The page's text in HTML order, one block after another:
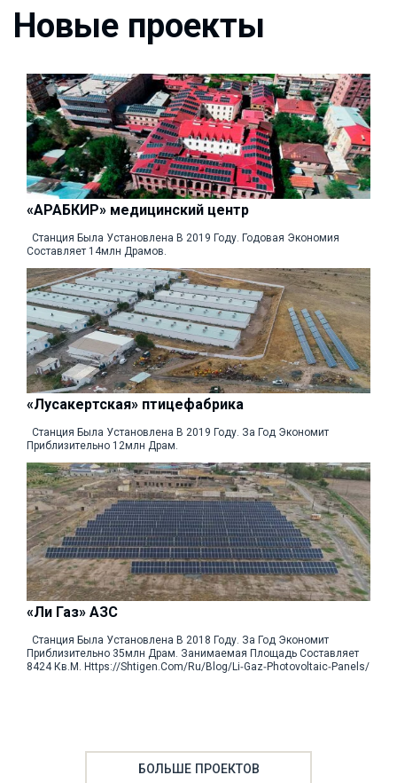
Новые проекты
«АРАБКИР» медицинский центр
Станция Была Установлена В 2019 Году. Годовая Экономия
Составляет 14млн Драмов.
«Лусакертская» птицефабрика
Станция Была Установлена В 2019 Году. За Год Экономит
Приблизительно 12млн Драм.
«Ли Газ» АЗС
Станция Была Установлена В 2018 Году. За Год Экономит
Приблизительно 35млн Драм. Занимаемая Площадь Составляет
8424 Кв.м. Https://shtigen.com/ru/blog/li-Gaz-Photovoltaic-Panels/
БОЛЬШЕ ПРОЕКТОВ